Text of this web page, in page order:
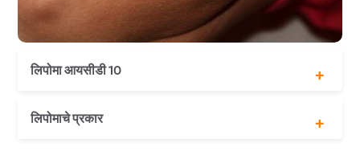
लिपोमा आयसीडी 10
D17.20 त्वचेचा सौम्य लिपोमॅटस निओप्लाझम आणि अनिर्दिष्ट
अवयवाच्या त्वचेखालील ऊती
लिपोमाचे प्रकार